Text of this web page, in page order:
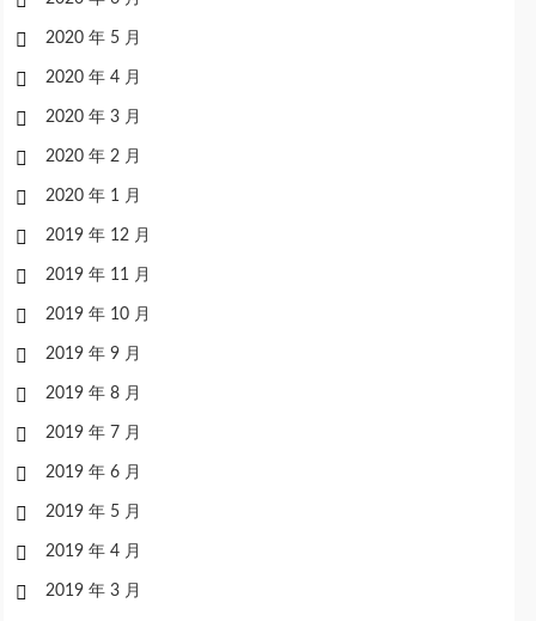
2020 年 5 月
2020 年 4 月
2020 年 3 月
2020 年 2 月
2020 年 1 月
2019 年 12 月
2019 年 11 月
2019 年 10 月
2019 年 9 月
2019 年 8 月
2019 年 7 月
2019 年 6 月
2019 年 5 月
2019 年 4 月
2019 年 3 月